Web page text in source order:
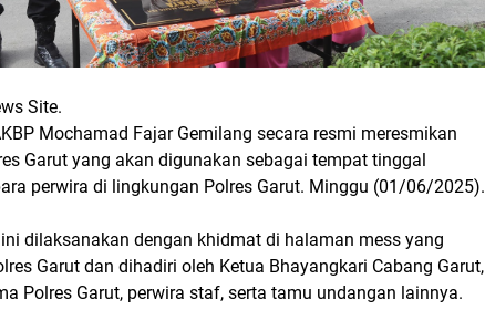
Site.
Mochamad Fajar Gemilang secara resmi meresmikan
Garut yang akan digunakan sebagai tempat tinggal
perwira di lingkungan Polres Garut. Minggu (01/06/2025).
dilaksanakan dengan khidmat di halaman mess yang
Garut dan dihadiri oleh Ketua Bhayangkari Cabang Garut,
Polres Garut, perwira staf, serta tamu undangan lainnya.